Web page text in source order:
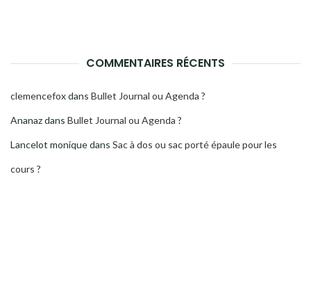
COMMENTAIRES RÉCENTS
clemencefoxdans Bullet Journal ou Agenda ?
Ananazdans Bullet Journal ou Agenda ?
Lancelot moniquedans Sac à dos ou sac porté épaule pour les
cours ?